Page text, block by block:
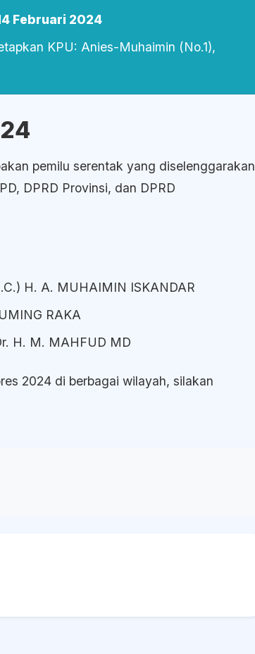
Februari 2024
KPU: Anies-Muhaimin (No.1),
pemilu serentak yang diselenggarakan
DPRD Provinsi, dan DPRD
H. A. MUHAIMIN ISKANDAR
RAKA
H. M. MAHFUD MD
2024 di berbagai wilayah, silakan